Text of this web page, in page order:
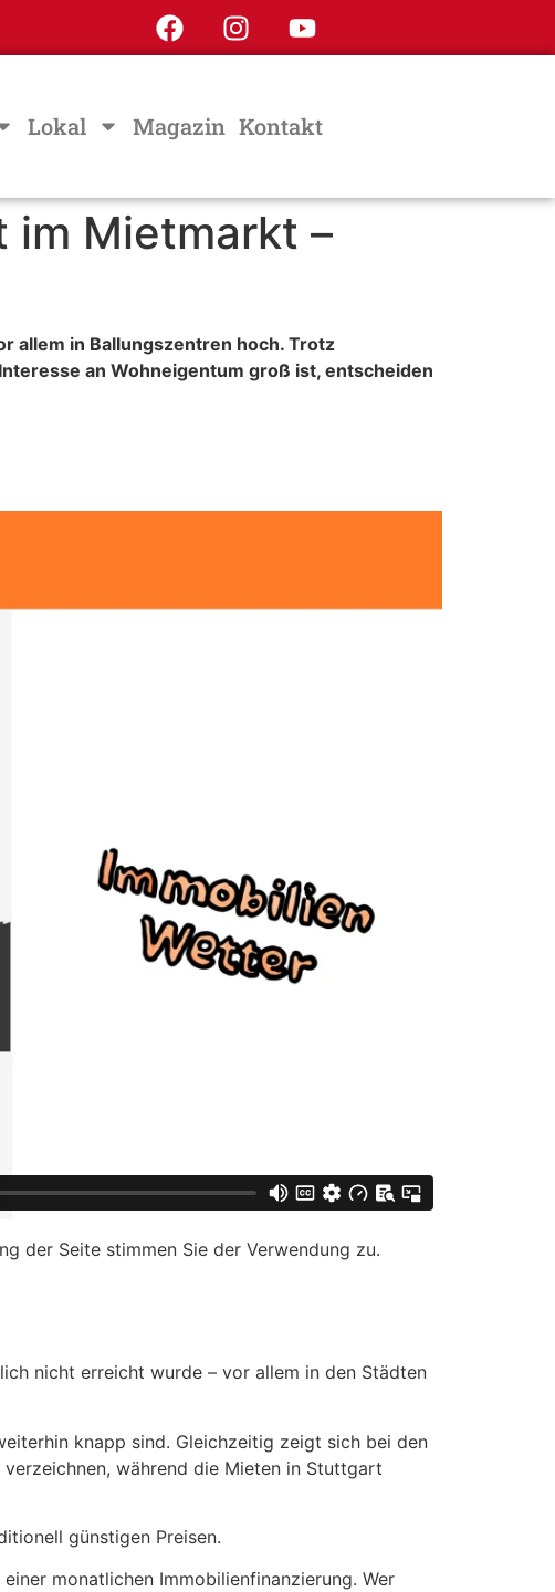
Lokal Magazin Kontakt
im Mietmarkt –
allem in Ballungszentren hoch. Trotz
an Wohneigentum groß ist, entscheiden
der Seite stimmen Sie der Verwendung zu.
nicht erreicht wurde – vor allem in den Städten
knapp sind. Gleichzeitig zeigt sich bei den
während die Mieten in Stuttgart
günstigen Preisen.
monatlichen Immobilienfinanzierung. Wer